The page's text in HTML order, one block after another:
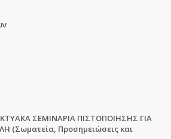
ΣΕΜΙΝΑΡΙΑ ΠΙΣΤΟΠΟΙΗΣΗΣ ΓΙΑ
(Σωματεία, Προσημειώσεις και